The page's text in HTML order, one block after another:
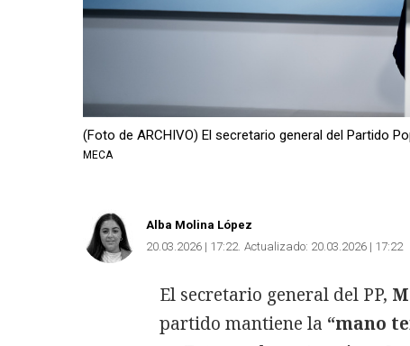
(Foto de ARCHIVO) El secretario general del Partido
MECA
Alba Molina López
20.03.2026 | 17:22 Actualizado: 20.03.2026 | 17:22
El secretario general del PP,
partido mantiene la “mano